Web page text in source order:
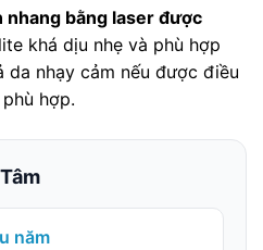
nhang bằng laser được
khá dịu nhẹ và phù hợp
da nhạy cảm nếu được điều
hợp.
năm